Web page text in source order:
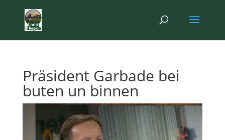
Präsident Garbade bei
buten un binnen